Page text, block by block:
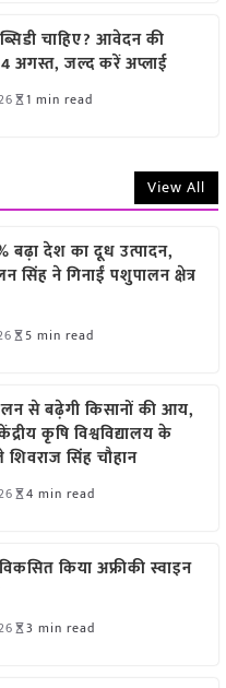
चाहिए? आवेदन की
अगस्त, जल्द करें अप्लाई
1 min read
View All
बढ़ा देश का दूध उत्पादन,
सिंह ने गिनाईं पशुपालन क्षेत्र
5 min read
से बढ़ेगी किसानों की आय,
कृषि विश्वविद्यालय के
शिवराज सिंह चौहान
4 min read
किया अफ्रीकी स्वाइन
3 min read